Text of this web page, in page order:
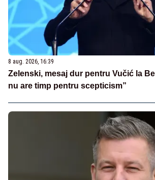
8 aug. 2026, 16:39
Zelenski, mesaj dur pentru Vučić la
nu are timp pentru scepticism”